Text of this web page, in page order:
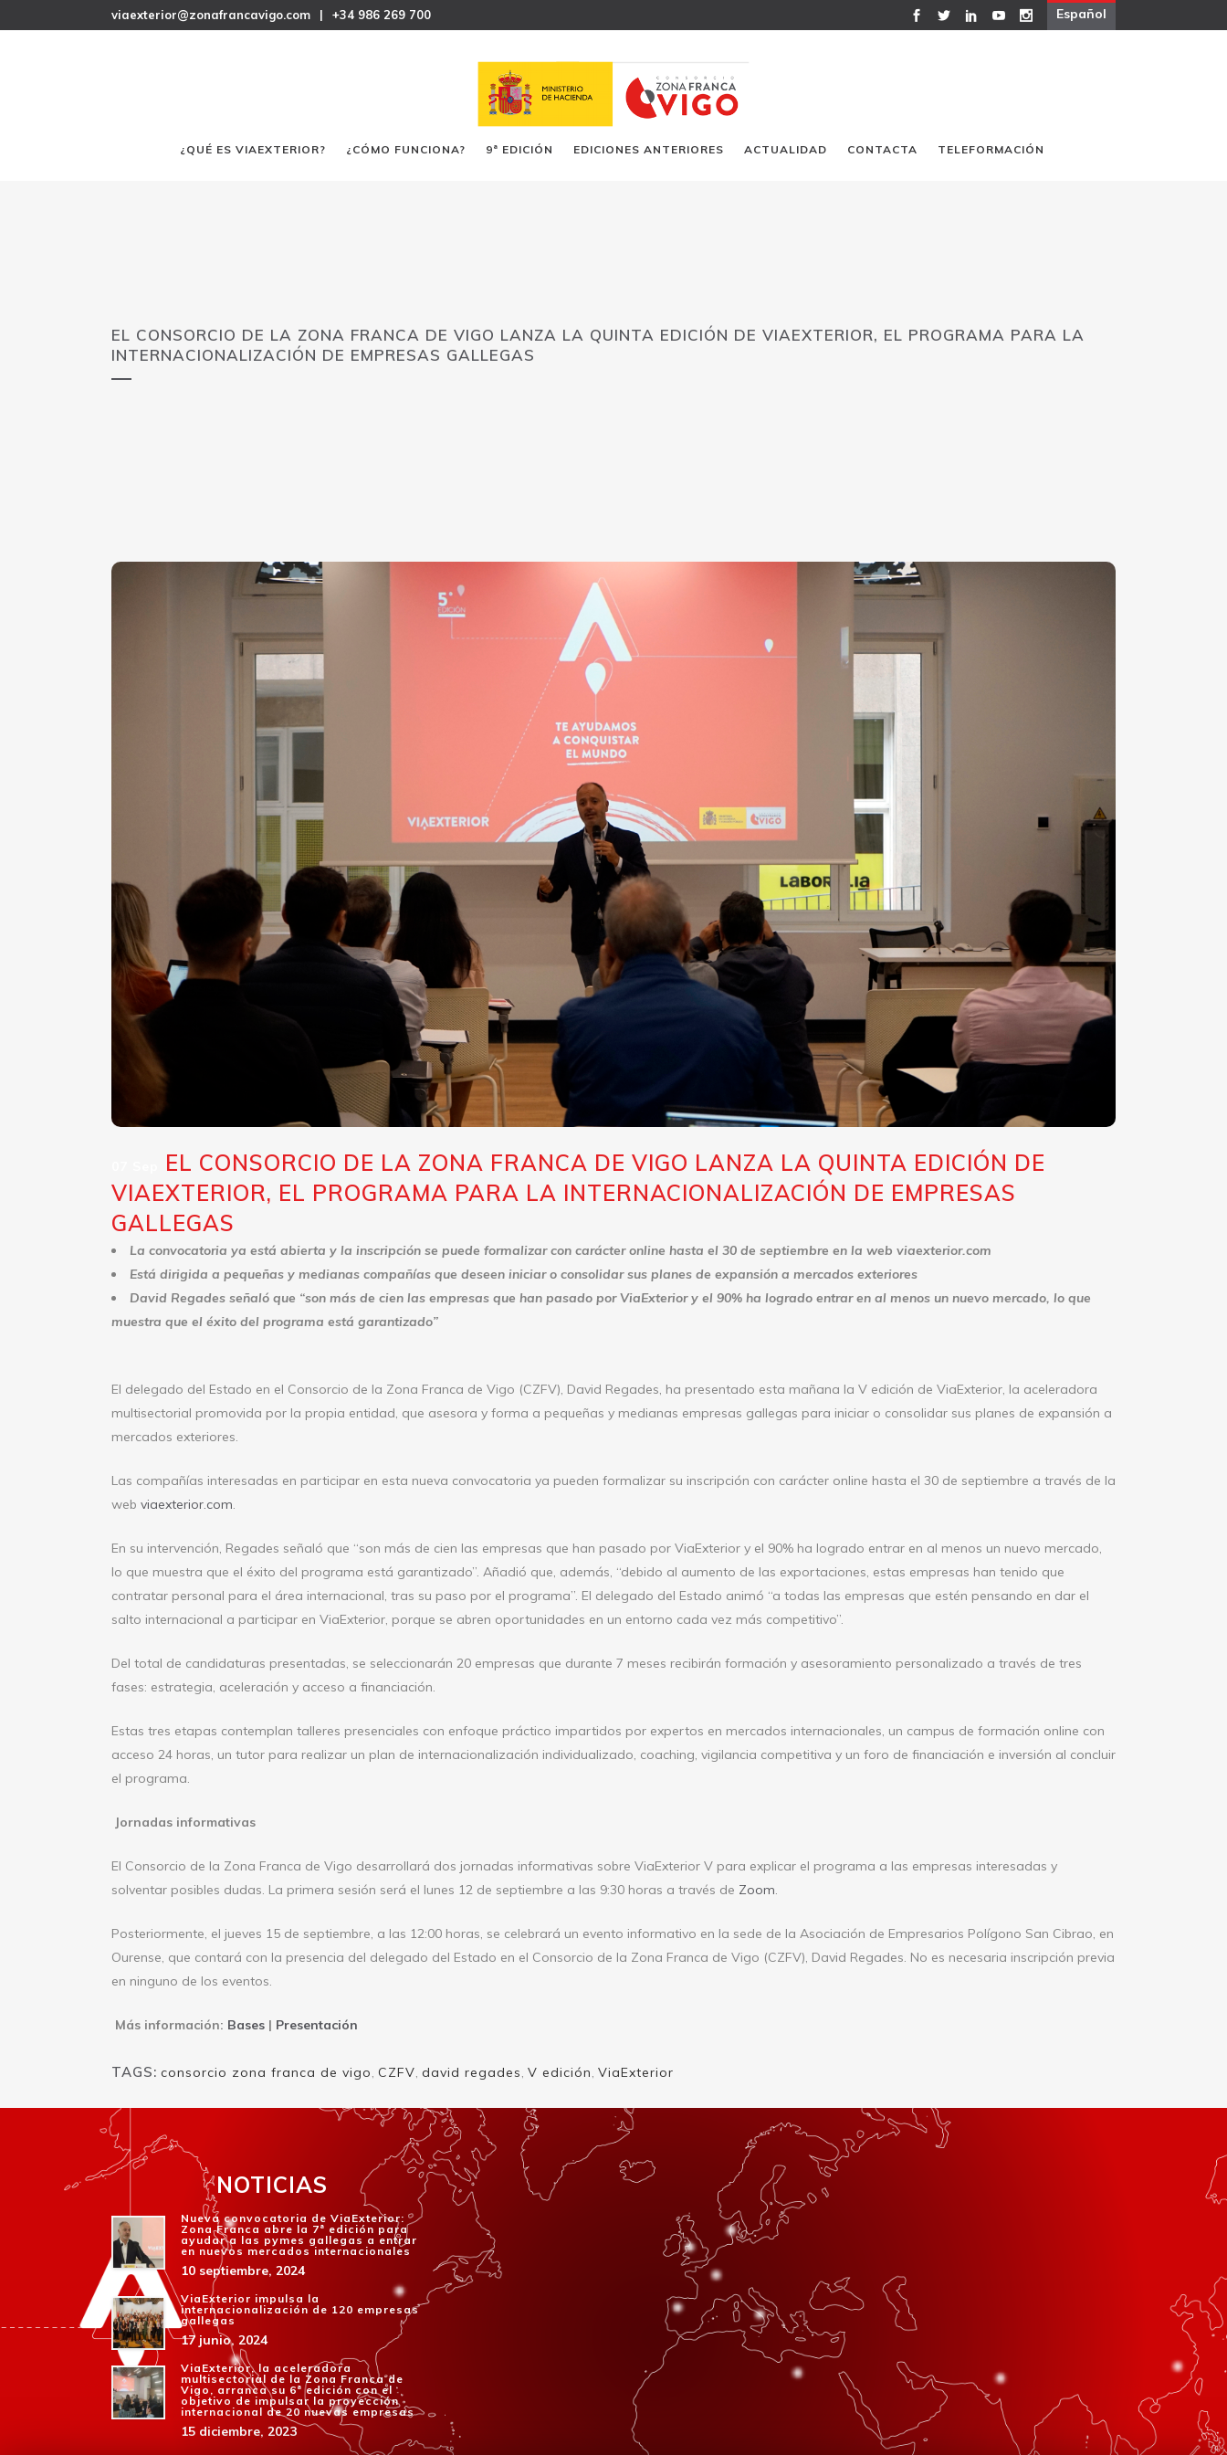
viaexterior@zonafrancavigo.com | +34 986 269 700 Español
¿QUÉ ES VIAEXTERIOR? ¿CÓMO FUNCIONA? 9ª EDICIÓN EDICIONES ANTERIORES ACTUALIDAD CONTACTA TELEFORMACIÓN
EL CONSORCIO DE LA ZONA FRANCA DE VIGO LANZA LA QUINTA EDICIÓN DE VIAEXTERIOR, EL PROGRAMA PARA LA
INTERNACIONALIZACIÓN DE EMPRESAS GALLEGAS
EL CONSORCIO DE LA ZONA FRANCA DE VIGO LANZA LA QUINTA EDICIÓN DE
VIAEXTERIOR, EL PROGRAMA PARA LA INTERNACIONALIZACIÓN DE EMPRESAS
GALLEGAS
La convocatoria ya está abierta y la inscripción se puede formalizar con carácter online hasta el 30 de septiembre en la web viaexterior.com
Está dirigida a pequeñas y medianas compañías que deseen iniciar o consolidarsus planes de expansión a mercados exteriores
David Regades señaló que “son más de cien las empresas que han pasado por ViaExterior y el 90% ha logrado entrar en al menos un nuevo mercado, lo que
muestra que el éxito del programa está garantizado”
El delegado del Estado en el Consorcio de la Zona Franca de Vigo (CZFV), David Regades, ha presentado esta mañana la V edición de ViaExterior, la aceleradora
multisectorial promovida por la propia entidad, que asesora y forma a pequeñas y medianas empresas gallegas para iniciar o consolidar sus planes de expansión a
mercados exteriores.
Las compañías interesadas en participar en esta nueva convocatoria ya pueden formalizar su inscripción con carácter online hasta el 30 de septiembre a través de la
web viaexterior.com.
En su intervención, Regades señaló que “son más de cien las empresas que han pasado por ViaExterior y el 90% ha logrado entrar en al menos un nuevo mercado,
lo que muestra que el éxito del programa está garantizado”. Añadió que, además, “debido al aumento de las exportaciones, estas empresas han tenido que
contratar personal para el área internacional, tras su paso por el programa”. El delegado del Estado animó “a todas las empresas que estén pensando en dar el
salto internacional a participar en ViaExterior, porque se abren oportunidades en un entorno cada vez más competitivo”.
Del total de candidaturas presentadas, se seleccionarán 20 empresas que durante 7 meses recibirán formación y asesoramiento personalizado a través de tres
fases: estrategia, aceleración y acceso a financiación.
Estas tres etapas contemplan talleres presenciales con enfoque práctico impartidos por expertos en mercados internacionales, un campus de formación online con
acceso 24 horas, un tutor para realizar un plan de internacionalización individualizado, coaching, vigilancia competitiva y un foro de financiación e inversión al concluir
el programa.
Jornadas informativas
El Consorcio de la Zona Franca de Vigo desarrollará dos jornadas informativas sobre ViaExterior V para explicar el programa a las empresas interesadas y
solventar posibles dudas. La primera sesión será el lunes 12 de septiembre a las 9:30 horas a través de Zoom.
Posteriormente, el jueves 15 de septiembre, a las 12:00 horas, se celebrará un evento informativo en la sede de la Asociación de Empresarios Polígono San Cibrao, en
Ourense, que contará con la presencia del delegado del Estado en el Consorcio de la Zona Franca de Vigo (CZFV), David Regades. No es necesaria inscripción previa
en ninguno de los eventos.
Más información: Bases | Presentación
TAGS: consorcio zona franca de vigo, CZFV, david regades, V edición, ViaExterior
NOTICIAS
Nueva convocatoria de ViaExterior:
Zona Franca abre la 7ª edición para
ayudar a las pymes gallegas a entrar
en nuevos mercados internacionales
10 septiembre, 2024
ViaExterior impulsa la
internacionalización de 120 empresas
gallegas
17 junio, 2024
ViaExterior, la aceleradora
multisectorial de la Zona Franca de
Vigo, arranca su 6ª edición con el
objetivo de impulsar la proyección
internacional de 20 nuevas empresas
15 diciembre, 2023